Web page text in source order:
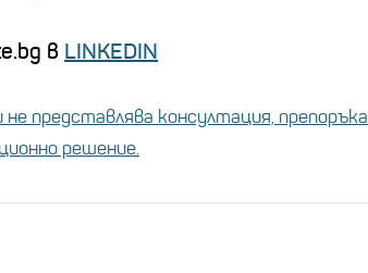
в LINKEDIN
представлява консултация, препоръка
решение.